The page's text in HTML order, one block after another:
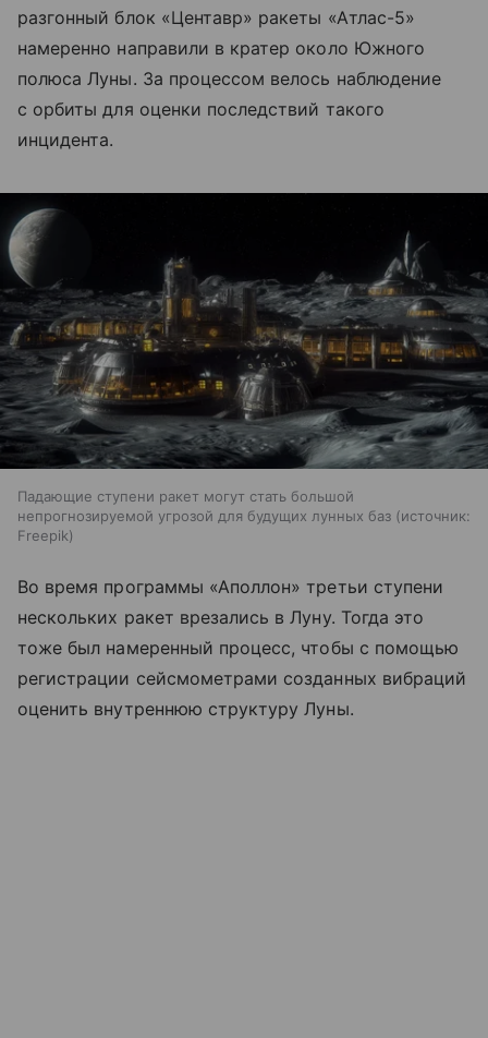
разгонный блок «Центавр» ракеты «Атлас-5»
намеренно направили в кратер около Южного
полюса Луны. За процессом велось наблюдение
с орбиты для оценки последствий такого
инцидента.
Падающие ступени ракет могут стать большой
непрогнозируемой угрозой для будущих лунных баз
источник:
Freepik
Во время программы «Аполлон» третьи ступени
нескольких ракет врезались в Луну. Тогда это
тоже был намеренный процесс, чтобы с помощью
регистрации сейсмометрами созданных вибраций
оценить внутреннюю структуру Луны.